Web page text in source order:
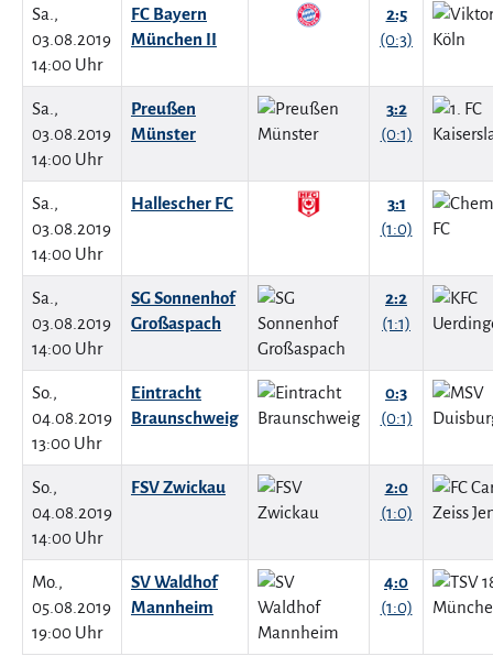
Sa.,
03.08.2019
14:00 Uhr
FC Bayern
München II
2:5
(0:3)
Sa.,
03.08.2019
14:00 Uhr
Preußen
Münster
3:2
(0:1)
Sa.,
03.08.2019
14:00 Uhr
Hallescher FC
3:1
(1:0)
Sa.,
03.08.2019
14:00 Uhr
SG Sonnenhof
Großaspach
2:2
(1:1)
So.,
04.08.2019
13:00 Uhr
Eintracht
Braunschweig
0:3
(0:1)
So.,
04.08.2019
14:00 Uhr
FSV Zwickau
2:0
(1:0)
Mo.,
05.08.2019
19:00 Uhr
SV Waldhof
Mannheim
4:0
(1:0)